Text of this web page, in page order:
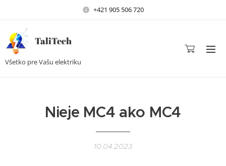
+421 905 506 720
TaliTech
Všetko pre Vašu elektriku
Nieje MC4 ako MC4
10.04.2023